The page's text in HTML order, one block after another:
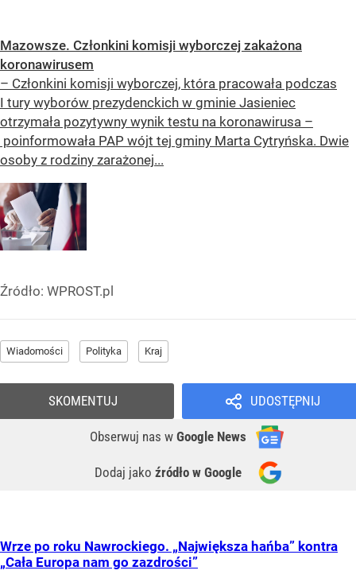
Mazowsze. Członkini komisji wyborczej zakażona
koronawirusem
– Członkini komisji wyborczej, która pracowała podczas
I tury wyborów prezydenckich w gminie Jasieniec
otrzymała pozytywny wynik testu na koronawirusa –
poinformowała PAP wójt tej gminy Marta Cytryńska. Dwie
osoby z rodziny zarażonej...
Źródło: WPROST.pl
Wiadomości Polityka Kraj
UDOSTĘPNIJ
Obserwuj nas w Google News
Dodaj jako źródło w Google
SKOMENTUJ
Wrze po roku Nawrockiego. „Największa hańba” kontra
„Cała Europa nam go zazdrości”